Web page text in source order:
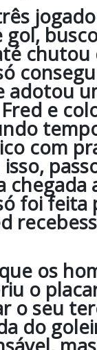
chutou
adotou
e
com
foi
os
o
o seu
do